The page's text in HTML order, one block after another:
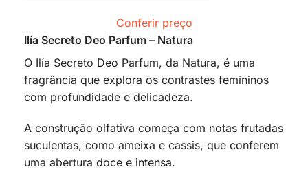
Conferir preço
Ilía Secreto Deo Parfum – Natura
O Ilía Secreto Deo Parfum, da Natura, é uma
fragrância que explora os contrastes femininos
com profundidade e delicadeza.
A construção olfativa começa com notas frutadas
suculentas, como ameixa e cassis, que conferem
uma abertura doce e intensa.